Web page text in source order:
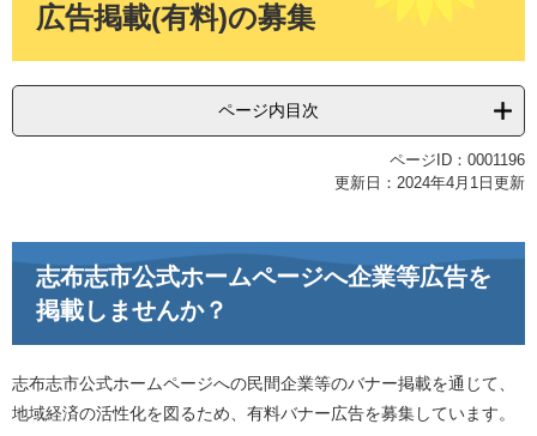
広告掲載(有料)の募集
ページ内目次
ページID：0001196
更新日：2024年4月1日更新
志布志市公式ホームページへ企業等広告を
掲載しませんか？
志布志市公式ホームページへの民間企業等のバナー掲載を通じて、
地域経済の活性化を図るため、有料バナー広告を募集しています。